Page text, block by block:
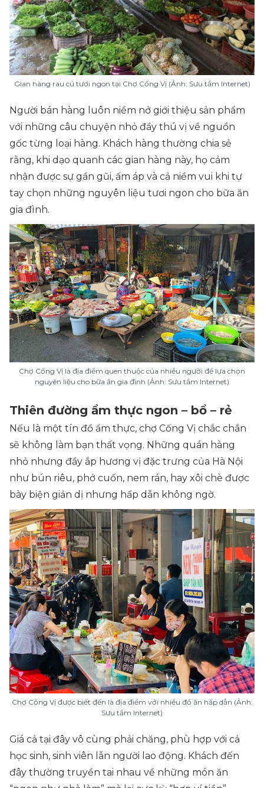
Gian hàng rau củ tươi ngon tại Chợ Cống Vị (Ảnh: Sưu tầm Internet)
Người bán hàng luôn niềm nở giới thiệu sản phẩm
với những câu chuyện nhỏ đầy thú vị về nguồn
gốc từng loại hàng. Khách hàng thường chia sẻ
rằng, khi dạo quanh các gian hàng này, họ cảm
nhận được sự gần gũi, ấm áp và cả niềm vui khi tự
tay chọn những nguyên liệu tươi ngon cho bữa ăn
gia đình.
Chợ Cống Vị là địa điểm quen thuộc của nhiều người để lựa chọn
nguyên liệu cho bữa ăn gia đình (Ảnh: Sưu tầm Internet)
Thiên đường ẩm thực ngon – bổ – rẻ
Nếu là một tín đồ ẩm thực, chợ Cống Vị chắc chắn
sẽ không làm bạn thất vọng. Những quán hàng
nhỏ nhưng đầy ắp hương vị đặc trưng của Hà Nội
như bún riêu, phở cuốn, nem rán, hay xôi chè được
bày biện giản dị nhưng hấp dẫn không ngờ.
Chợ Cống Vị được biết đến là địa điểm với nhiều đồ ăn hấp dẫn (Ảnh:
Sưu tầm Internet)
Giá cả tại đây vô cùng phải chăng, phù hợp với cả
học sinh, sinh viên lẫn người lao động. Khách đến
đây thường truyền tai nhau về những món ăn